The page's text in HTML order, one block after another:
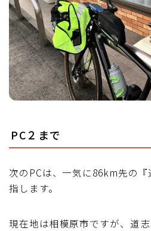
PC２まで
次のPCは、一気に86km先の
指します。
現在地は相模原市ですが、道